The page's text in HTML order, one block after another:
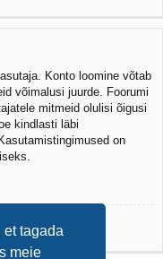
et tagada
meie
Konto loomine võtab
võimalusi juurde. Foorumi
mitmeid olulisi õigusi
kindlasti läbi
on